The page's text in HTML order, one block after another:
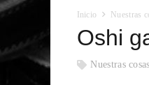
Inicio Nuestras
Oshi
Nuestras cosas